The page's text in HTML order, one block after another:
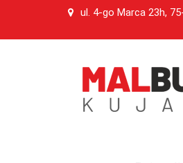
ul. 4-go Marca 23h,